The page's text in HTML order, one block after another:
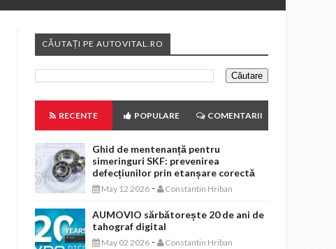
CĂUTAȚI PE AUTOVITAL.RO
RECENTE POPULARE COMENTARII
Ghid de mentenanță pentru
simeringuri SKF: prevenirea
defecțiunilor prin etanșare corectă
May 12 2026 - Constantin Hriban
AUMOVIO sărbătorește 20 de ani de
tahograf digital
May 02 2026 - Constantin Hriban